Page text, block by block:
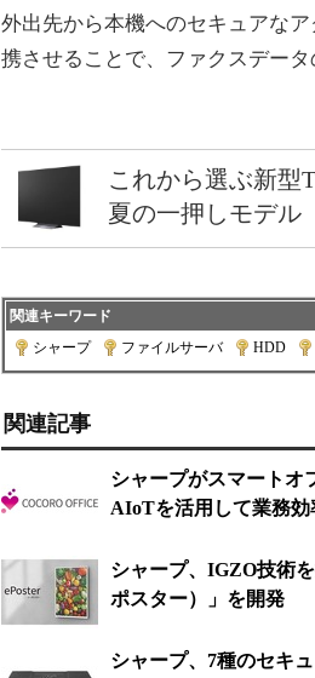
外出先から本機へのセキュアなア
携させることで、ファクスデー
これから選ぶ新型
夏の一押しモデル
関連キーワード
シャープ| ファイルサーバ| HDD
関連記事
シャープがスマート
AIoTを活用して業務効
シャープ、IGZO技術
ポスター）」を開発
シャープ、7種のセキ